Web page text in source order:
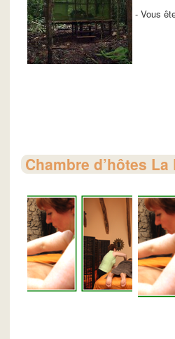
- Vous
Chambre d’hôtes La